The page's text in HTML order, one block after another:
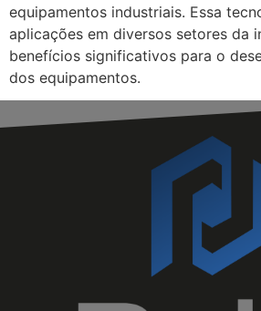
equipamentos industriais. Essa
aplicações em diversos setores da
benefícios significativos para o
dos equipamentos.